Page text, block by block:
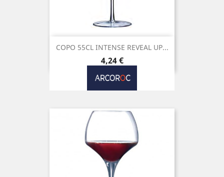
COPO 55CL INTENSE REVEAL UP...
Preço
4,24 €